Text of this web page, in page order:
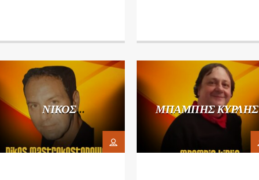
ΝΙΚΟΣ
ΜΑΣΤΡΟΚΩΣΤΟΠΟΥΛΟΣ
ΜΠΑΜΠΗΣ ΚΥΡΛΗΣ